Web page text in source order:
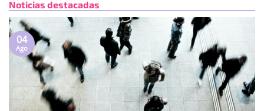
Noticias destacadas
04
Ago